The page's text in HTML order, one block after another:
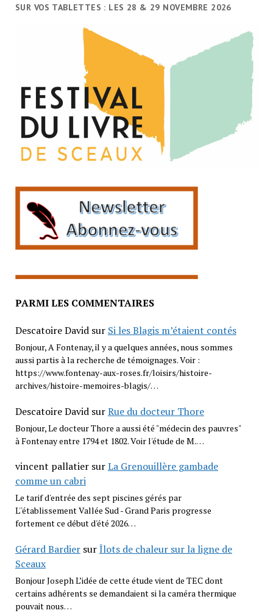
SUR VOS TABLETTES : LES 28 & 29 NOVEMBRE 2026
PARMI LES COMMENTAIRES
Descatoire Davidsur Si les Blagis m’étaient contés
Bonjour, A Fontenay, il y a quelques années, nous sommes
aussi partis à la recherche de témoignages. Voir :
https://www.fontenay-aux-roses.fr/loisirs/histoire-
archives/histoire-memoires-blagis/…
Descatoire DavidsurRue du docteur Thore
Bonjour, Le docteur Thore a aussi été "médecin des pauvres"
à Fontenay entre 1794 et 1802. Voir l'étude de M.…
vincent pallatiersurLa Grenouillère gambade
comme un cabri
Le tarif d'entrée des sept piscines gérés par
L''établissement Vallée Sud - Grand Paris progresse
fortement ce début d'été 2026…
Gérard BardiersurÎlots de chaleur sur la ligne de
Sceaux
Bonjour Joseph L’idée de cette étude vient de TEC dont
certains adhérents se demandaient si la caméra thermique
pouvait nous…